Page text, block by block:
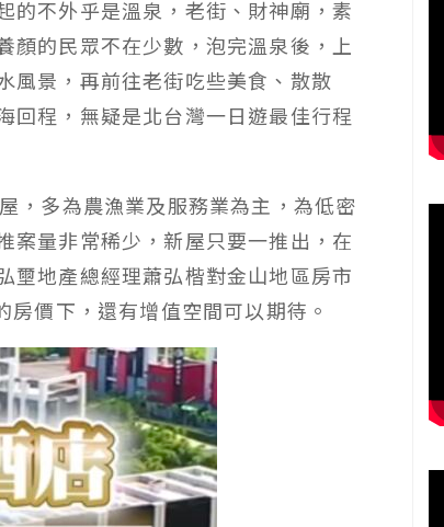
的不外乎是溫泉，老街、財神廟，素
顏的民眾不在少數，泡完溫泉後，上
風景，再前往老街吃些美食、散散
回程，無疑是北台灣一日遊最佳行程
，多為農漁業及服務業為主，為低密
案量非常稀少，新屋只要一推出，在
壐地產總經理蕭弘楷對金山地區房市
價下，還有增值空間可以期待。